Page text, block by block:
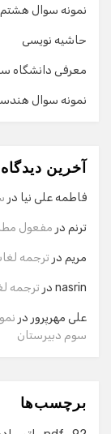
نمونه سوال
حاشیه نویسی
معرفی دانشگاه
نمونه سوال هندسه 1 نوبت اول
آخرین
فاطمه علی نیا در
ترنم در مفعول
مریم در ترجمه
nasrin در ترجمه
علی مهرپرور در
سوم دبیرستان
برچسب‌ها
گفت‌وگو
سلام! برای
وارد کنید.
ایمیل